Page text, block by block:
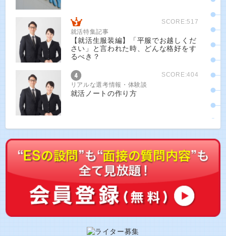
SCORE:517
就活特集記事
【就活生服装編】「平服でお越しくだ
さい」と言われた時、どんな格好をす
るべき？
SCORE:404
リアルな選考情報・体験談
就活ノートの作り方